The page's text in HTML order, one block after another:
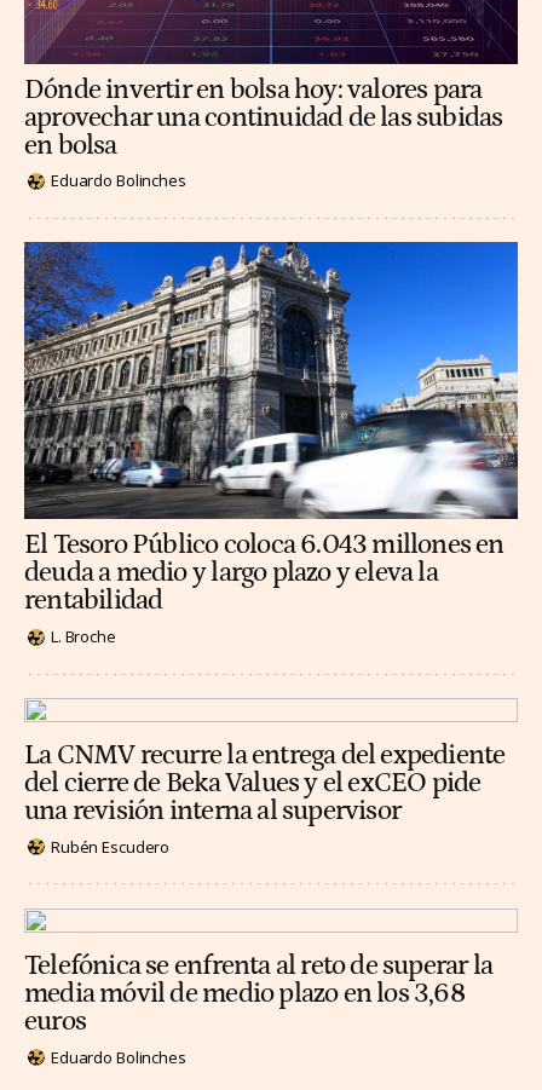
Dónde invertir en bolsa hoy: valores para
aprovechar una continuidad de las subidas
en bolsa
Eduardo Bolinches
El Tesoro Público coloca 6.043 millones en
deuda a medio y largo plazo y eleva la
rentabilidad
L. Broche
La CNMV recurre la entrega del expediente
del cierre de Beka Values y el exCEO pide
una revisión interna al supervisor
Rubén Escudero
Telefónica se enfrenta al reto de superar la
media móvil de medio plazo en los 3,68
euros
Eduardo Bolinches